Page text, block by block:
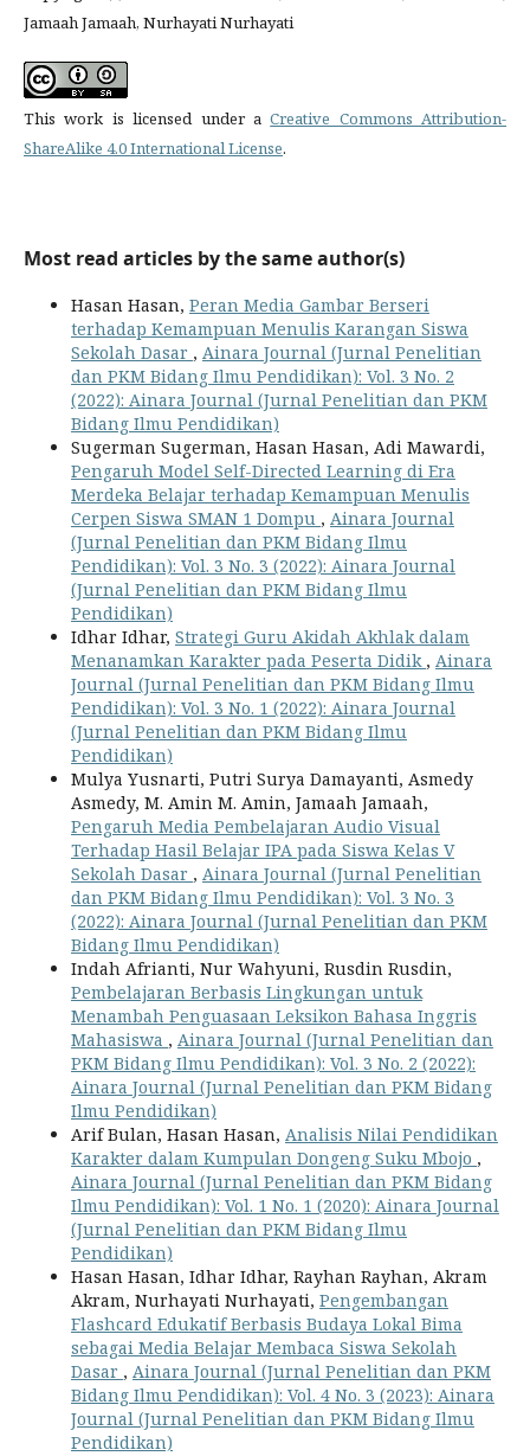
Jamaah Jamaah, Nurhayati Nurhayati
This work is licensed under aCreative Commons Attribution-
ShareAlike 4.0 International License.
Most read articles by the same author(s)
Hasan Hasan, Peran Media Gambar Berseri
terhadap Kemampuan Menulis Karangan Siswa
Sekolah Dasar , Ainara Journal (Jurnal Penelitian
dan PKM Bidang Ilmu Pendidikan): Vol. 3 No. 2
(2022): Ainara Journal (Jurnal Penelitian dan PKM
Bidang Ilmu Pendidikan)
Sugerman Sugerman, Hasan Hasan, Adi Mawardi,
Pengaruh Model Self-Directed Learning di Era
Merdeka Belajar terhadap Kemampuan Menulis
Cerpen Siswa SMAN 1 Dompu , Ainara Journal
(Jurnal Penelitian dan PKM Bidang Ilmu
Pendidikan): Vol. 3 No. 3 (2022): Ainara Journal
(Jurnal Penelitian dan PKM Bidang Ilmu
Pendidikan)
Idhar Idhar, Strategi Guru Akidah Akhlak dalam
Menanamkan Karakter pada Peserta Didik , Ainara
Journal (Jurnal Penelitian dan PKM Bidang Ilmu
Pendidikan): Vol. 3 No. 1 (2022): Ainara Journal
(Jurnal Penelitian dan PKM Bidang Ilmu
Pendidikan)
Mulya Yusnarti, Putri Surya Damayanti, Asmedy
Asmedy, M. Amin M. Amin, Jamaah Jamaah,
Pengaruh Media Pembelajaran Audio Visual
Terhadap Hasil Belajar IPA pada Siswa Kelas V
Sekolah Dasar , Ainara Journal (Jurnal Penelitian
dan PKM Bidang Ilmu Pendidikan): Vol. 3 No. 3
(2022): Ainara Journal (Jurnal Penelitian dan PKM
Bidang Ilmu Pendidikan)
Indah Afrianti, Nur Wahyuni, Rusdin Rusdin,
Pembelajaran Berbasis Lingkungan untuk
Menambah Penguasaan Leksikon Bahasa Inggris
Mahasiswa , Ainara Journal (Jurnal Penelitian dan
PKM Bidang Ilmu Pendidikan): Vol. 3 No. 2 (2022):
Ainara Journal (Jurnal Penelitian dan PKM Bidang
Ilmu Pendidikan)
Arif Bulan, Hasan Hasan, Analisis Nilai Pendidikan
Karakter dalam Kumpulan Dongeng Suku Mbojo ,
Ainara Journal (Jurnal Penelitian dan PKM Bidang
Ilmu Pendidikan): Vol. 1 No. 1 (2020): Ainara Journal
(Jurnal Penelitian dan PKM Bidang Ilmu
Pendidikan)
Hasan Hasan, Idhar Idhar, Rayhan Rayhan, Akram
Akram, Nurhayati Nurhayati, Pengembangan
Flashcard Edukatif Berbasis Budaya Lokal Bima
sebagai Media Belajar Membaca Siswa Sekolah
Dasar , Ainara Journal (Jurnal Penelitian dan PKM
Bidang Ilmu Pendidikan): Vol. 4 No. 3 (2023): Ainara
Journal (Jurnal Penelitian dan PKM Bidang Ilmu
Pendidikan)